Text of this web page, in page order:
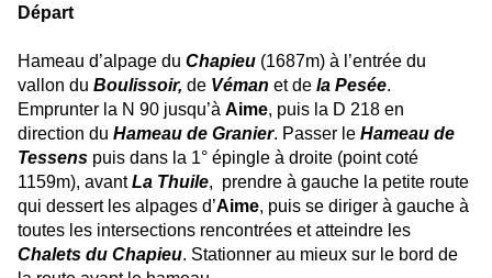
Départ
Hameau d’alpage du Chapieu (1687m) à l’entrée du
vallon du Boulissoir, de Véman et de la Pesée.
Emprunter la N 90 jusqu’à Aime, puis la D 218 en
direction du Hameau de Granier. Passer le Hameau de
Tessens puis dans la 1° épingle à droite (point coté
1159m), avant La Thuile, prendre à gauche la petite route
qui dessert les alpages d’Aime, puis se diriger à gauche à
toutes les intersections rencontrées et atteindre les
Chalets du Chapieu. Stationner au mieux sur le bord de